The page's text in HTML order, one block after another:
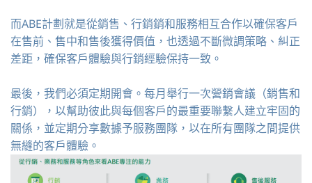
而ABE計劃就是從銷售、行銷銷和服務相互合作以確保客戶
在售前、售中和售後獲得價值，也透過不斷微調策略、糾正
差距，確保客戶體驗與行銷經驗保持一致。
最後，我們必須定期開會。每月舉行一次營銷會議（銷售和
行銷），以幫助彼此與每個客戶的最重要聯繫人建立牢固的
關係，並定期分享數據予服務團隊，以在所有團隊之間提供
無縫的客戶體驗。